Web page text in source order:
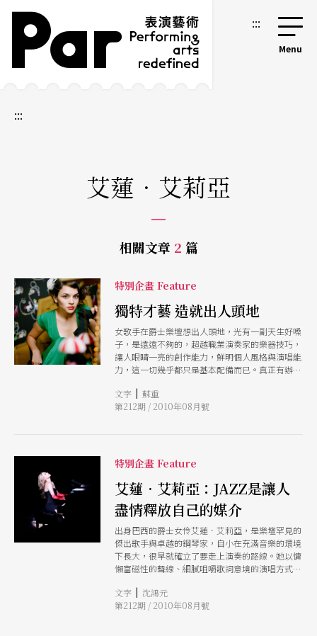
跳到主要內容區塊
網站導覽 :::
:::
艾蓮．艾莉亞
相關文章 2 篇
特別企畫 Feature
獨特才藝 造就出人頭地
女歌手在爵士樂壇想出人頭地，光有一副天生好嗓
子，是遠遠不夠的，超越職業演奏家的樂器技巧，
讓人眼睛一亮的創作能力，鮮明個人風格與演唱能
力，這一切幾乎都只是基本配備而已。真正有辦法
譬如會模仿，或嫁對人，甚至是超級印鈔機
文字 | 蘇重
第212期 / 2010年08月號
特別企畫 Feature
艾蓮．艾莉亞：JAZZ是讓人
盡情釋放自己的媒介
出身巴西的爵士女伶艾蓮．艾莉亞，是樂壇罕見的
傑出歌手與卓越的鋼琴家，自小在充滿音樂的環境
下長大，很早就確立了要走上演奏的路線。她以慵
懶富磁性的聲線、細膩咀嚼歌詞意境的演唱方式，
韻精髓。這次她將擔綱「兩廳院夏日爵士派對」的
壓軸演出，趁此機會，本刊再邀爵士音樂節目主持
文字 | 沈鴻元
第212期 / 2010年08月號